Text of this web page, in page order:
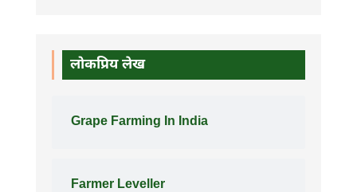
लोकप्रिय लेख
Grape Farming In India
Farmer Leveller